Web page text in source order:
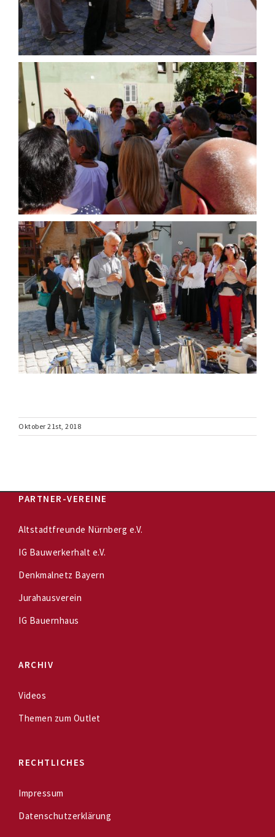
Oktober 21st, 2018
PARTNER-VEREINE
Altstadtfreunde Nürnberg e.V.
IG Bauwerkerhalt e.V.
Denkmalnetz Bayern
Jurahausverein
IG Bauernhaus
ARCHIV
Videos
Themen zum Outlet
RECHTLICHES
Impressum
Datenschutzerklärung